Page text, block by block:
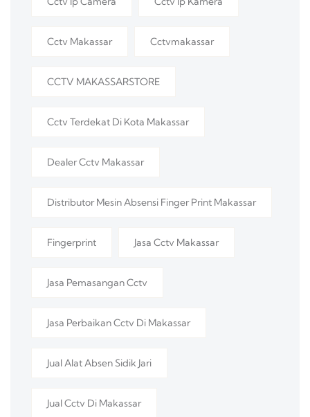
Cctv Makassar Cctvmakassar
CCTV MAKASSARSTORE
Cctv Terdekat Di Kota Makassar
Dealer Cctv Makassar
Distributor Mesin Absensi Finger Print Makassar
Fingerprint Jasa Cctv Makassar
Jasa Pemasangan Cctv
Jasa Perbaikan Cctv Di Makassar
Jual Alat Absen Sidik Jari
Jual Cctv Di Makassar